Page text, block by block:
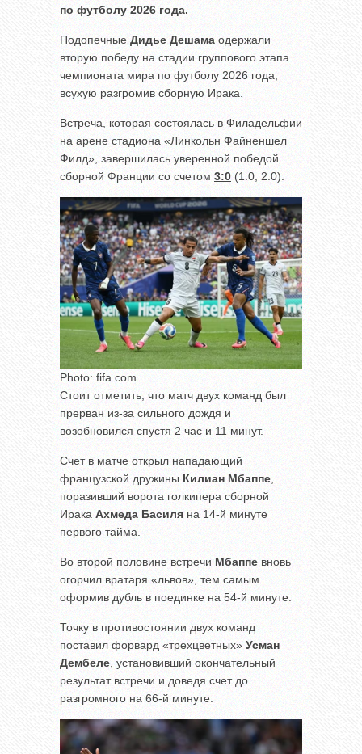
по футболу 2026 года.
Подопечные Дидье Дешама одержали
вторую победу на стадии группового этапа
чемпионата мира по футболу 2026 года,
всухую разгромив сборную Ирака.
Встреча, которая состоялась в Филадельфии
на арене стадиона «Линкольн Файненшел
Филд», завершилась уверенной победой
сборной Франции со счетом 3:0 (1:0, 2:0).
Photo: fifa.com
Стоит отметить, что матч двух команд был
прерван из-за сильного дождя и
возобновился спустя 2 час и 11 минут.
Счет в матче открыл нападающий
французской дружины Килиан Мбаппе
поразивший ворота голкипера сборной
Ирака Ахмеда Басиля на 14-й минуте
первого тайма.
Во второй половине встречи Мбаппе вновь
огорчил вратаря «львов», тем самым
оформив дубль в поединке на 54-й минуте.
Точку в противостоянии двух команд
поставил форвард «трехцветных» Усман
Дембеле , установивший окончательный
результат встречи и доведя счет до
разгромного на 66-й минуте.